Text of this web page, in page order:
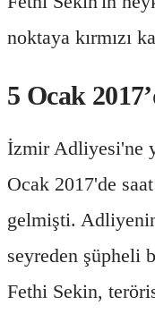
noktaya kırmızı
5 Ocak
İzmir Adliyesi'ne
Ocak 2017'de
gelmişti.
seyreden şüpheli
Fethi Sekin,